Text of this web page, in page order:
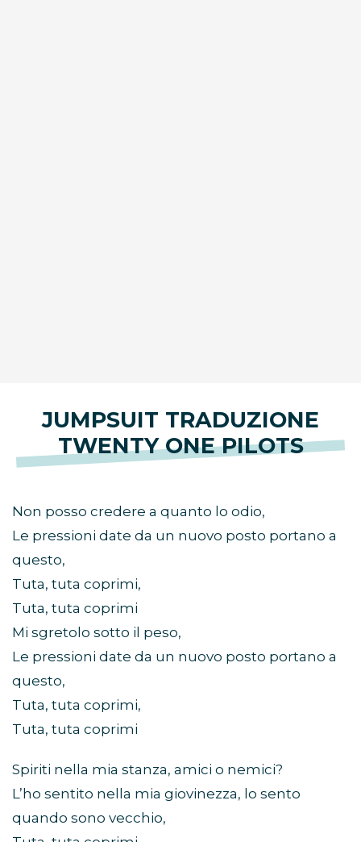
JUMPSUIT TRADUZIONE
TWENTY ONE PILOTS
Non posso credere a quanto lo odio,
Le pressioni date da un nuovo posto portano a
questo,
Tuta, tuta coprimi,
Tuta, tuta coprimi
Mi sgretolo sotto il peso,
Le pressioni date da un nuovo posto portano a
questo,
Tuta, tuta coprimi,
Tuta, tuta coprimi
Spiriti nella mia stanza, amici o nemici?
L’ho sentito nella mia giovinezza, lo sento
quando sono vecchio,